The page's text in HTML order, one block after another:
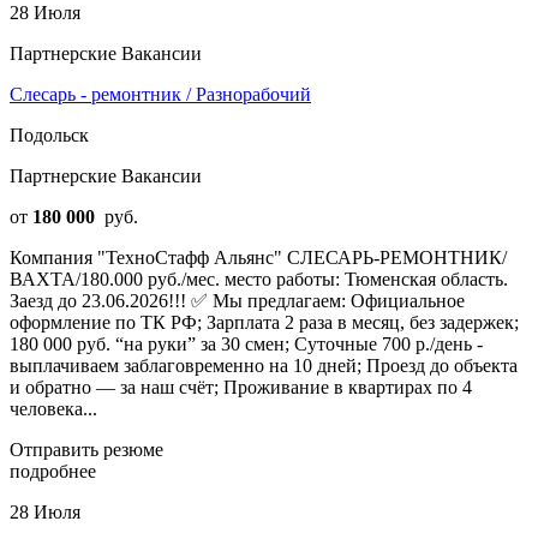
28 Июля
Партнерские Вакансии
Слесарь - ремонтник / Разнорабочий
Подольск
Партнерские Вакансии
от 180 000 руб.
Компания "ТехноСтафф Альянс" СЛЕСАРЬ-РЕМОНТНИК/
ВАХТА/180.000 руб./мес. место работы: Тюменская область.
Заезд до 23.06.2026!!! ✅ Мы предлагаем: Официальное
оформление по ТК РФ; Зарплата 2 раза в месяц, без задержек;
180 000 руб. “на руки” за 30 смен; Суточные 700 р./день -
выплачиваем заблаговременно на 10 дней; Проезд до объекта
и обратно — за наш счёт; Проживание в квартирах по 4
человека...
Отправить резюме
подробнее
28 Июля